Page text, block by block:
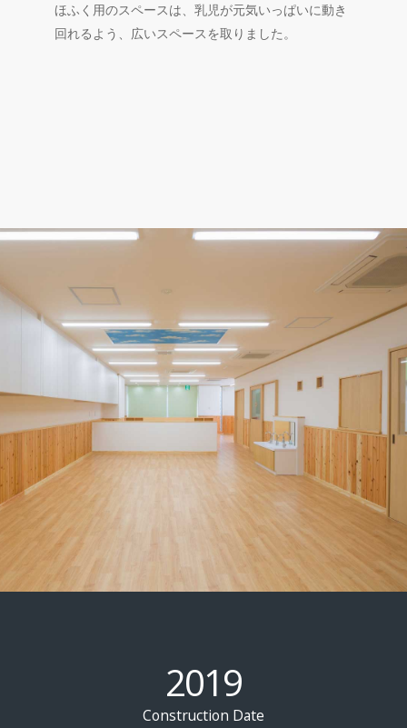
ほふく用のスペースは、乳児が元気いっぱいに動き
回れるよう、広いスペースを取りました。
2019
Construction Date